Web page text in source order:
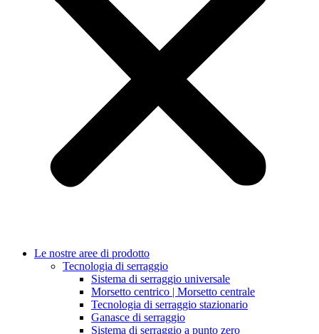
Le nostre aree di prodotto
Tecnologia di serraggio
Sistema di serraggio universale
Morsetto centrico | Morsetto centrale
Tecnologia di serraggio stazionario
Ganasce di serraggio
Sistema di serraggio a punto zero